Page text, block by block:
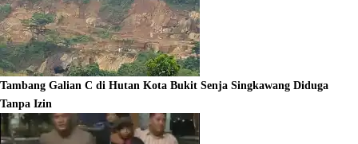
Tambang Galian C di Hutan Kota Bukit Senja Singkawang Diduga
Tanpa Izin